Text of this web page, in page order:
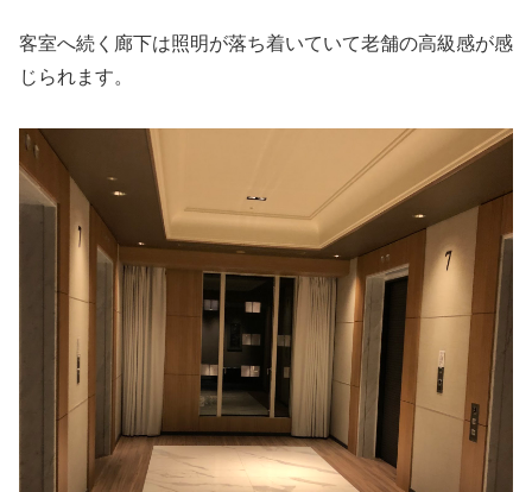
客室へ続く廊下は照明が落ち着いていて老舗の高級感が感
じられます。